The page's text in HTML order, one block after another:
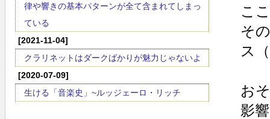
律や響きの基本パターンが全て含まれてしまっ
ている
[2021-11-04]
クラリネットはダークばかりが魅力じゃないよ
[2020-07-09]
生ける「音楽史」~ルッジェーロ・リッチ
こ
そ
ス
お
影